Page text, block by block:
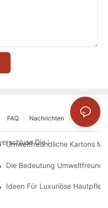
Lösung
Nachrichten
FAQ
Die Beste Wahl Für
Umweltfreundliche Kartons
Für Hautpflegeprodukte Zum
Die Bedeutung
Für Hautpflegeprodukte,
Ideen Für Luxuriöse